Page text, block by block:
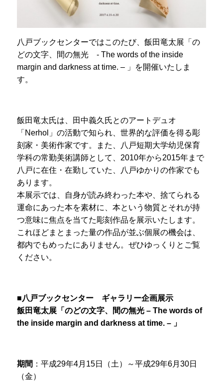
八戸ブックセンターではこのたび、飯田竜太展「の
どの文字、間の無光 - The words of the inside
margin and darkness at time. – 」を開催いたしま
す。
飯田竜太氏は、田中義久氏とのアートデュオ
「Nerhol」の活動で知られ、世界的な評価を得る彫
刻家・美術作家です。また、八戸短期大学幼児保育
学科の常勤美術講師として、2010年から2015年まで
八戸に在住・在勤していた、八戸ゆかりの作家でも
あります。
本展示では、自身が読み終わった本や、捨てられる
運命にあった本を素材に、本という物質とそれが持
つ意味に焦点を当てた彫刻作品を展示いたします。
これほどまとまった量の作品が並ぶ個展の機会は、
都内でもめったにありません。ぜひゆっくりとご覧
ください。
■八戸ブックセンター ギャラリー企画展示
飯田竜太展「のどの文字、間の無光 – The words of
the inside margin and darkness at time. – 」
期間 ：平成29年4月15日（土）～平成29年6月30日
（金）